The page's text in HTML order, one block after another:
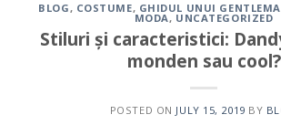
BLOG, COSTUME, GHIDUL UNUI
MODA, UNCATEGORIZED
Stiluri și caracteristici:
monden sau cool?
POSTED ON JULY 15, 2019 BY